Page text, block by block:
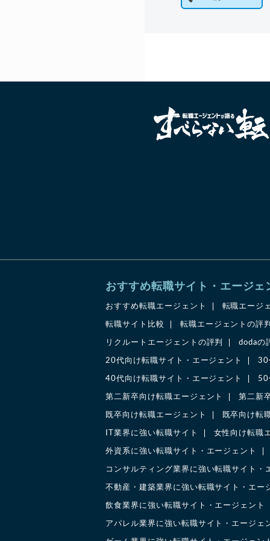
おすすめ転職サイト・エージェ
おすすめ転職エージェント 転職エージ
転職サイト比較 転職エージェントの評
リクルートエージェントの評判 dodaの
20代向け転職サイト・エージェント 30
40代向け転職サイト・エージェント 50
第二新卒向け転職エージェント 第二新
既卒向け転職エージェント 既卒向け転
IT業界に強い転職サイト 女性向け転職
外資系に強い転職サイト・エージェント
コンサルティング業界に強い転職サイト・
不動産・建築業界に強い転職サイト・エー
飲食業界に強い転職サイト・エージェント
アパレル業界に強い転職サイト・エージェ